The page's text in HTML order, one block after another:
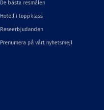
De bästa resmålen
Hotell i toppklass
Reseerbjudanden
Prenumera på vårt nyhetsmejl